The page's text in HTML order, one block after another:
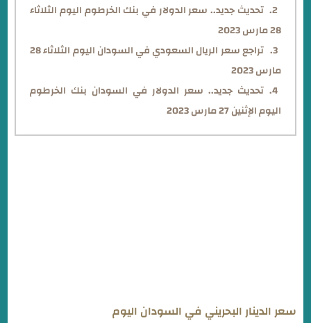
تحديث جديد.. سعر الدولار في بنك الخرطوم اليوم الثلاثاء
28 مارس 2023
تراجع سعر الريال السعودي في السودان اليوم الثلاثاء 28
مارس 2023
تحديث جديد.. سعر الدولار في السودان بنك الخرطوم
اليوم الإثنين 27 مارس 2023
سعر الدينار البحريني في السودان اليوم